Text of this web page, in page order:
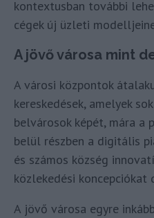
kontextusban további
cégek új üzleti
A jövő városa mint
A városi központok
kereskedések, amelyek
belvárosok képét, mára a
belül részben a digitális
és számos község
közlekedési koncepciókat
A jövő városa egyre